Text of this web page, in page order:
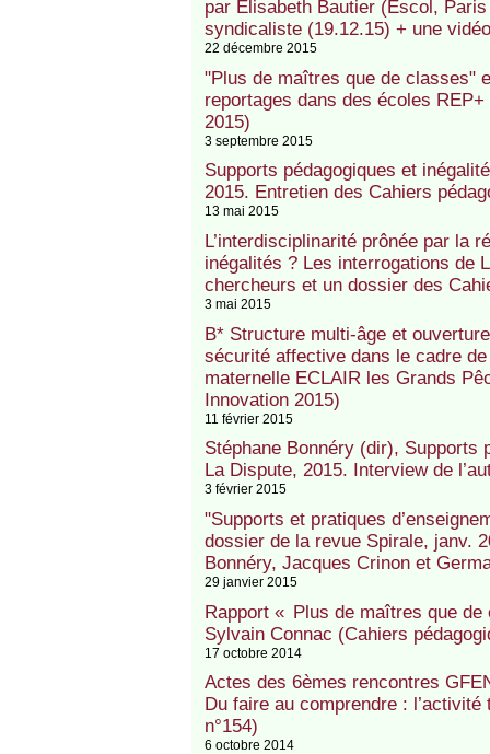
par Elisabeth Bautier (Escol,
syndicaliste (19.12.15) + une vidéo
22 décembre 2015
"Plus de maîtres que de classes"
reportages dans des écoles
2015)
3 septembre 2015
Supports pédagogiques et
2015. Entretien des Cahiers
13 mai 2015
L’interdisciplinarité prônée par la
inégalités ? Les interrogations de
chercheurs et un dossier des
3 mai 2015
B* Structure multi-âge et
sécurité affective dans le cadre
maternelle ECLAIR les Grands
Innovation 2015)
11 février 2015
Stéphane Bonnéry (dir), Supports
La Dispute, 2015. Interview de
3 février 2015
"Supports et pratiques
dossier de la revue Spirale, janv.
Bonnéry, Jacques Crinon et
29 janvier 2015
Rapport « Plus de maîtres que
Sylvain Connac (Cahiers
17 octobre 2014
Actes des 6èmes rencontres
Du faire au comprendre :
n°154)
6 octobre 2014